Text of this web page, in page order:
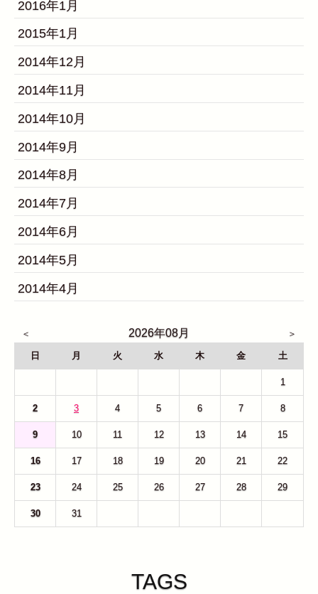
2016年1月
2015年1月
2014年12月
2014年11月
2014年10月
2014年9月
2014年8月
2014年7月
2014年6月
2014年5月
2014年4月
2026年08月
日 月 火 水 木 金 土
1
2 3 4 5 6 7 8
9 10 11 12 13 14 15
16 17 18 19 20 21 22
23 24 25 26 27 28 29
30 31
TAGS